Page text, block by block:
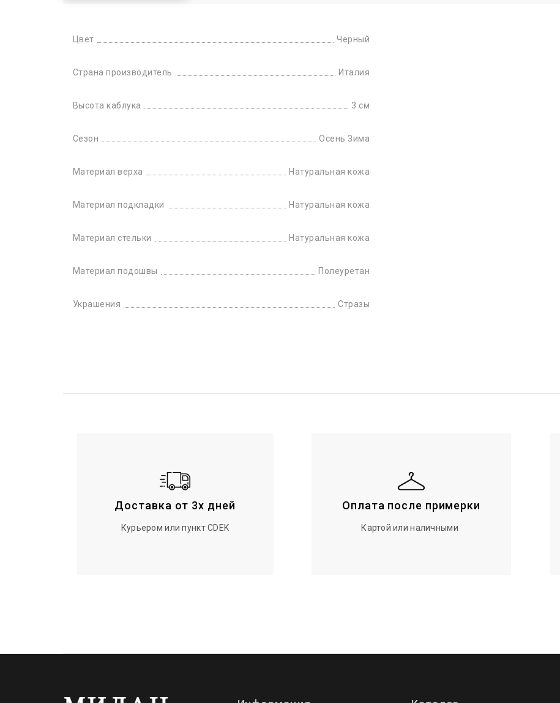
Цвет Черный
Страна производитель Италия
Высота каблука 3 см
Сезон Осень Зима
Материал верха Натуральная кожа
Материал подкладки Натуральная кожа
Материал стельки Натуральная кожа
Материал подошвы Полеуретан
Украшения Стразы
Доставка от 3х дней
Курьером или пункт CDEK
Оплата после примерки
Картой или наличными